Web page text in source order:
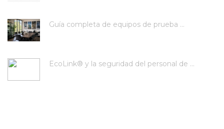
Guía completa de equipos de prueba ...
EcoLink® y la seguridad del personal de ...